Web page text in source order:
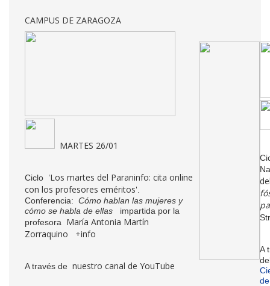
CAMPUS DE ZARAGOZA
MARTES 26/01
Ciclo 'Los martes del Paraninfo: cita online
con los profesores eméritos'
Conferencia: Cómo hablan las mujeres y
cómo se habla de ellas impartida por la
profesora María Antonia Martín
Zorraquino
+info
A través de nuestro canal de YouTube
A